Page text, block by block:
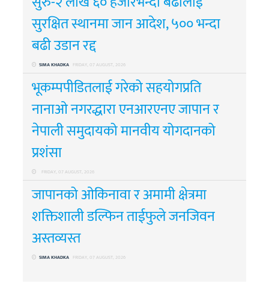
सुरक्षित स्थानमा जान आदेश, ५०० भन्दा
बढी उडान रद्द
SIMA KHADKA FRIDAY, 07 AUGUST, 2026
भूकम्पपीडितलाई गरेको सहयोगप्रति
नानाओ नगरद्धारा एनआरएनए जापान र
नेपाली समुदायको मानवीय योगदानको
प्रशंसा
FRIDAY, 07 AUGUST, 2026
जापानको ओकिनावा र अमामी क्षेत्रमा
शक्तिशाली डल्फिन ताईफुले जनजिवन
अस्तव्यस्त
SIMA KHADKA FRIDAY, 07 AUGUST, 2026